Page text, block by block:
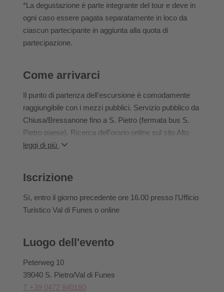
Nel caso di cancellazione da parte dell'organizzatore,
verrà restituito 100% dell’importo versato (ad esempio,
se il numero minimo di partecipanti non viene
raggiunto).
*La degustazione è parte integrante del tour e deve in
ogni caso essere pagata separatamente in loco da
ciascun partecipante in aggiunta alla quota di
partecipazione.
Come arrivarci
Il punto di partenza dell'escursione è comodamente
raggiungibile con i mezzi pubblici. Servizio pubblico da
Chiusa/Bressanone fino a S. Pietro (fermata bus S.
Pietro paese). Ricerca dell'orario online sul sito Alto
Adige mobilità: www.altoadigemobilita.info
Val d'Isarco fino a Chiusa, da lì si prosegue nella Val di
Funes fino a S. Pietro. Lì ci sono parcheggi gratuiti.
leggi di più
Iscrizione
Sì, entro il giorno precedente ore 16.00 presso l'Ufficio
Turistico Val di Funes o online
Luogo dell'evento
Peterweg 10
39040 S. Pietro/Val di Funes
T +39 0472 840180